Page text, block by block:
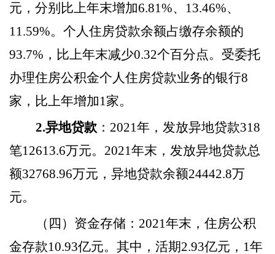
元，分别比上年末增加6.81%、13.46%、
11.59%。个人住房贷款余额占缴存余额的
93.7%，比上年末减少0.32个百分点。受委托
办理住房公积金个人住房贷款业务的银行8
家，比上年增加1家。
2.异地贷款： 2021年，发放异地贷款318
笔12613.6万元。2021年末，发放异地贷款总
额32768.96万元，异地贷款余额24442.8万
元。
（四）资金存储 ： 2021年末，住房公积
金存款10.93亿元。其中，活期2.93亿元，1年